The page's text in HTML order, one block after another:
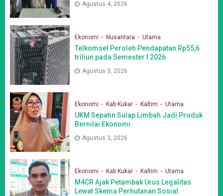
Agustus 4, 2026
Ekonomi Nusantara Utama
Telkomsel Peroleh Pendapatan Rp55,6
triliun pada Semester I 2026
Agustus 3, 2026
Ekonomi Kab Kukar Kaltim Utama
UKM Sepatin Sulap Limbah Jadi Produk
Bernilai Ekonomi
Agustus 3, 2026
Ekonomi Kab Kukar Kaltim Utama
M4CR Ajak Petambak Urus Legalitas
Lewat Skema Perhutanan Sosial